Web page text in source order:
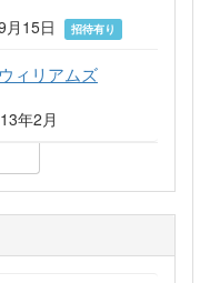
月15日
招待有り
ィリアムズ
年2月